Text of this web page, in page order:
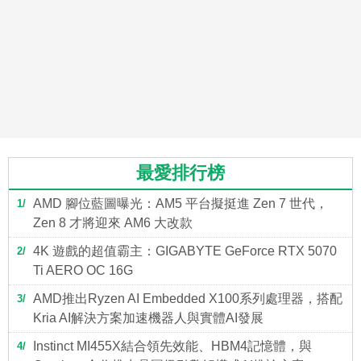
最愛排行榜
1
AMD 腳位藍圖曝光：AM5 平台擬挺進 Zen 7 世代，
Zen 8 才將迎來 AM6 大改款
2
4K 遊戲的超值霸主：GIGABYTE GeForce RTX 5070
Ti AERO OC 16G
3
AMD推出Ryzen AI Embedded X100系列處理器，搭配
Kria AI解決方案加速機器人與實體AI發展
4
Instinct MI455X結合領先效能、HBM4記憶體，與